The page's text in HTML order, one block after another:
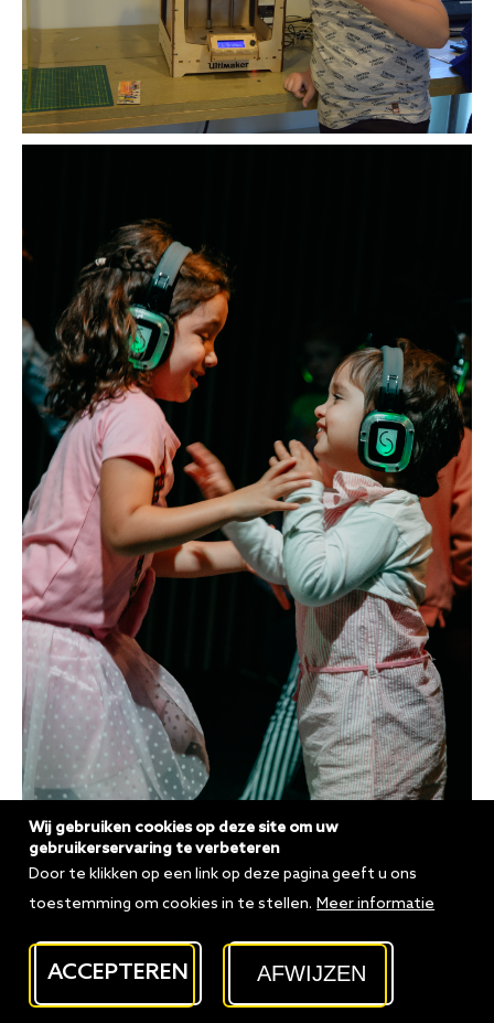
Wij gebruiken cookies op deze site om uw
gebruikerservaring te verbeteren
Door te klikken op een link op deze pagina geeft u ons
toestemming om cookies in te stellen. Meer informatie
ACCEPTEREN AFWIJZEN